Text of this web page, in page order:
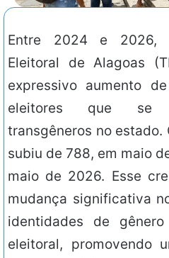
Entre 2024 e 2026,
Eleitoral de Alagoas
expressivo aumento
eleitores que se
transgêneros no estado.
subiu de 788, em maio
maio de 2026. Esse
mudança significativa
identidades de
eleitoral, promovendo